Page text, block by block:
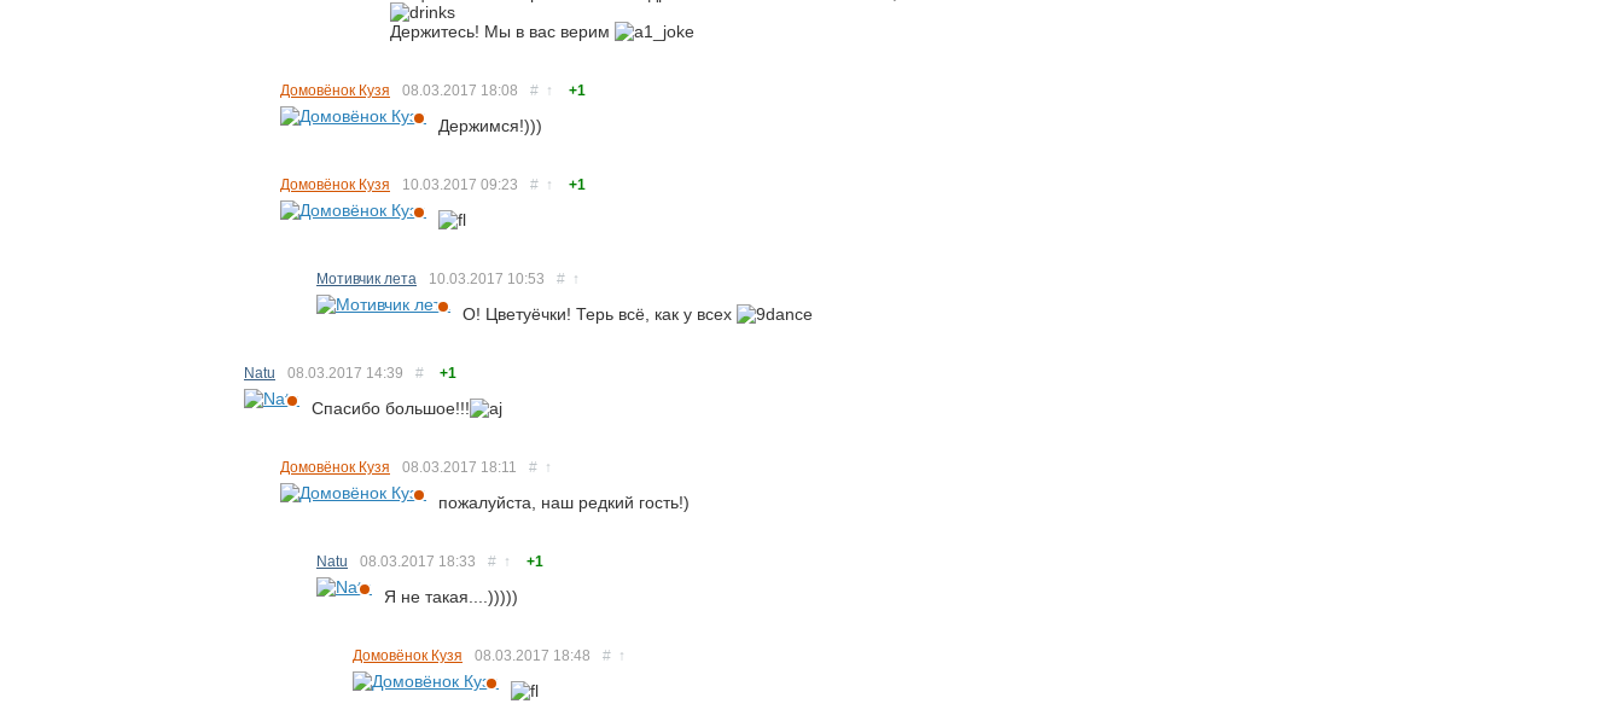
Держитесь! Мы в вас верим
Домовёнок Кузя 08.03.2017 18:08 # ↑ +1
Держимся!)))
Домовёнок Кузя 10.03.2017 09:23 # ↑ +1
Мотивчик лета 10.03.2017 10:53 # ↑
О! Цветуёчки! Терь всё, как у всех
Natu 08.03.2017 14:39 # +1
Спасибо большое!!!
Домовёнок Кузя 08.03.2017 18:11 # ↑
пожалуйста, наш редкий гость!)
Natu 08.03.2017 18:33 # ↑ +1
Я не такая....)))))
Домовёнок Кузя 08.03.2017 18:48 # ↑